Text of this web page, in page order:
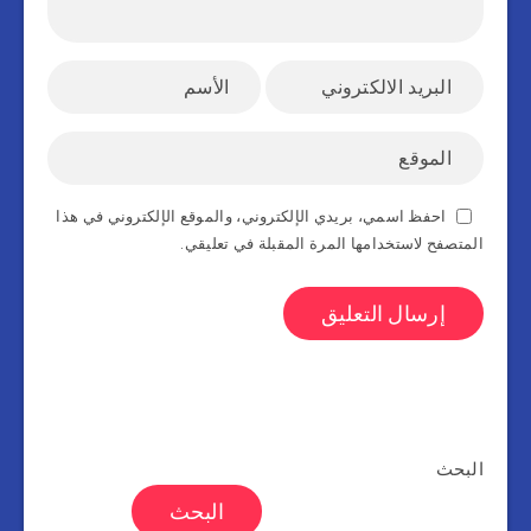
احفظ اسمي، بريدي الإلكتروني، والموقع الإلكتروني في هذا
المتصفح لاستخدامها المرة المقبلة في تعليقي.
البحث
البحث